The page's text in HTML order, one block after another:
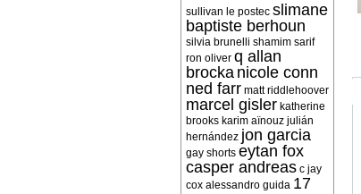
sullivan le postec slimane
baptiste berhoun
silvia brunelli shamim sarif
ron oliver q allan
brocka nicole conn
ned farr matt riddlehoover
marcel gisler katherine
brooks karim aïnouz julián
hernández jon garcia
gay shorts eytan fox
casper andreas c jay
cox alessandro guida 17